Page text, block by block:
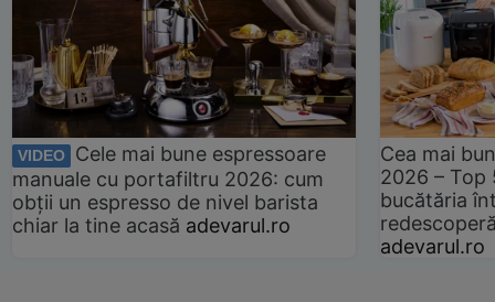
VIDEO
Cele mai bune espressoare
manuale cu portafiltru 2026: cum
obții un espresso de nivel barista
chiar la tine acasă adevarul.ro
Cea mai
2026 –
bucătăria
adevarul.ro